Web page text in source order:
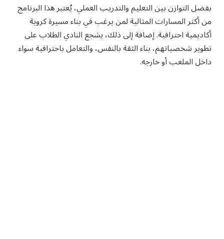
بفضل التوازن بين التعليم والتدريب العملي، يُعتبر هذا البرنامج
من أكثر المسارات المثالية لمن يرغب في بناء مسيرة كروية
أكاديمية احترافية. إضافة إلى ذلك، يشجع النادي الطلاب على
تطوير شخصياتهم، بناء الثقة بالنفس، والتعامل باحترافية سواء
داخل الملعب أو خارجه.